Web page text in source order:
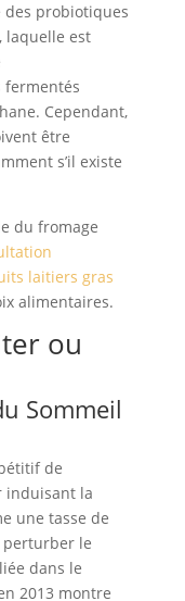
des probiotiques
laquelle est
fermentés
Cependant,
être
s’il existe
du fromage
laitiers gras
alimentaires.
ou
Sommeil
de
induisant la
une tasse de
perturber le
dans le
2013 montre